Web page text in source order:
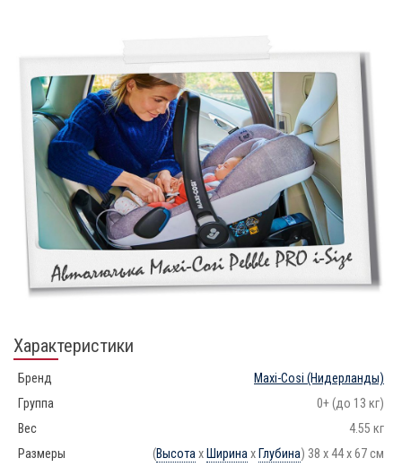
Характеристики
Бренд Maxi-Cosi (Нидерланды)
Группа
0+ (до 13 кг)
Вес
4.55 кг
Размеры
(Высотах Ширинах Глубина) 38 х 44 х 67 см